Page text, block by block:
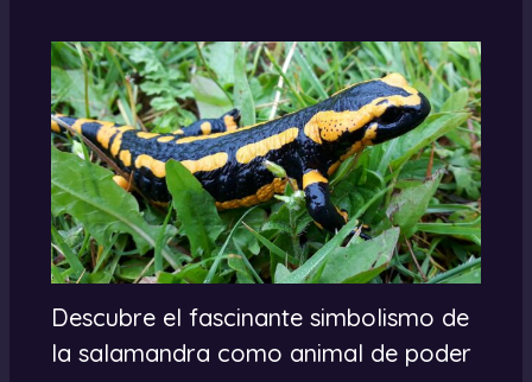
Descubre el fascinante simbolismo de
la salamandra como animal de poder